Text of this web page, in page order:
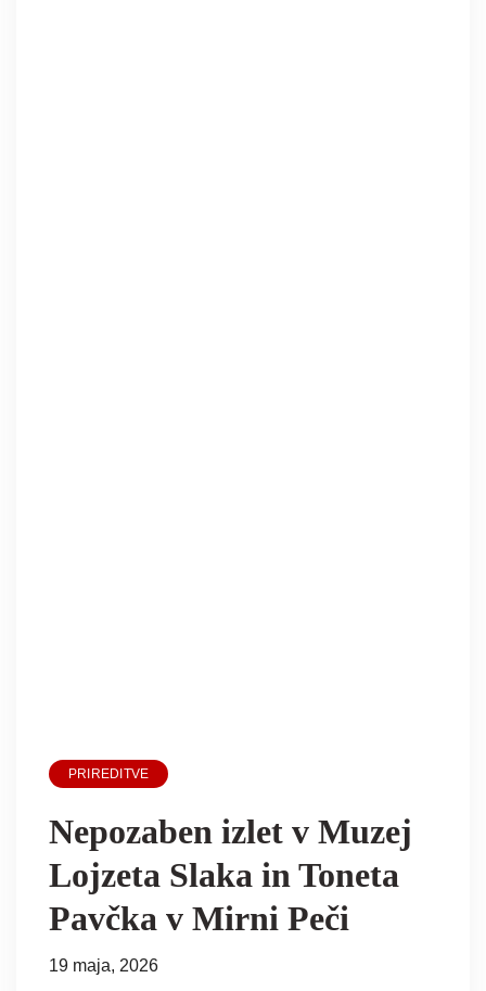
PRIREDITVE
Nepozaben izlet v Muzej
Lojzeta Slaka in Toneta
Pavčka v Mirni Peči
19 maja, 2026